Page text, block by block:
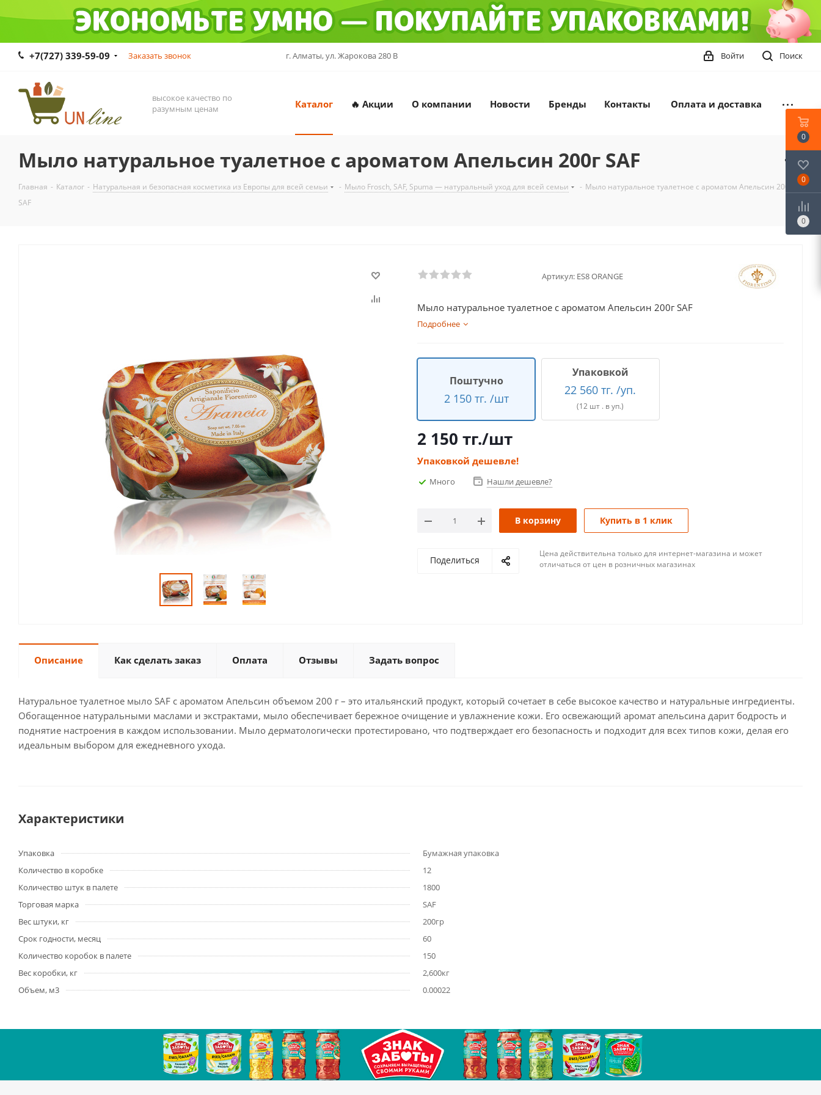
+7(727) 339-59-09 Заказать звонок г. Алматы, ул. Жарокова 280 В Поиск
Войти
высокое качество по
разумным ценам
Каталог 🔥 Акции О компании Новости Бренды Контакты Оплата и доставка
Мыло натуральное туалетное с ароматом Апельсин 200г SAF
Главная - Каталог - Натуральная и безопасная косметика из Европы для всей семьи - Мыло Frosch, SAF, Spuma — натуральный уход для всей семьи - Мыло натуральное туалетное с ароматом Апельсин 200г
SAF
Артикул: ES8 ORANGE
Мыло натуральное туалетное с ароматом Апельсин 200г SAF
Подробнее
Поштучно
2 150 тг. /шт
Упаковкой
22 560 тг. /уп.
(12 шт . в уп.)
2 150 тг./шт
Упаковкой дешевле!
Много Нашли дешевле?
В корзину Купить в 1 клик
Поделиться
Цена действительна только для интернет-магазина и может
отличаться от цен в розничных магазинах
Описание Как сделать заказ Оплата Отзывы Задать вопрос
Натуральное туалетное мыло SAF с ароматом Апельсин объемом 200 г – это итальянский продукт, который сочетает в себе высокое качество и натуральные ингредиенты.
Обогащенное натуральными маслами и экстрактами, мыло обеспечивает бережное очищение и увлажнение кожи. Его освежающий аромат апельсина дарит бодрость и
поднятие настроения в каждом использовании. Мыло дерматологически протестировано, что подтверждает его безопасность и подходит для всех типов кожи, делая его
идеальным выбором для ежедневного ухода.
Характеристики
Упаковка
Бумажная упаковка
Количество в коробке
12
Количество штук в палете
1800
Торговая марка
SAF
Вес штуки, кг
200гр
Срок годности, месяц
60
Количество коробок в палете
150
Вес коробки, кг
2,600кг
Объем, м3
0.00022
0
0
0